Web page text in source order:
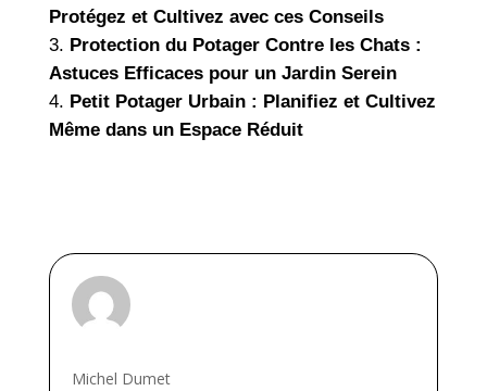
Protégez et Cultivez avec ces Conseils
Protection du Potager Contre les Chats :
Astuces Efficaces pour un Jardin Serein
Petit Potager Urbain : Planifiez et Cultivez
Même dans un Espace Réduit
Michel Dumet